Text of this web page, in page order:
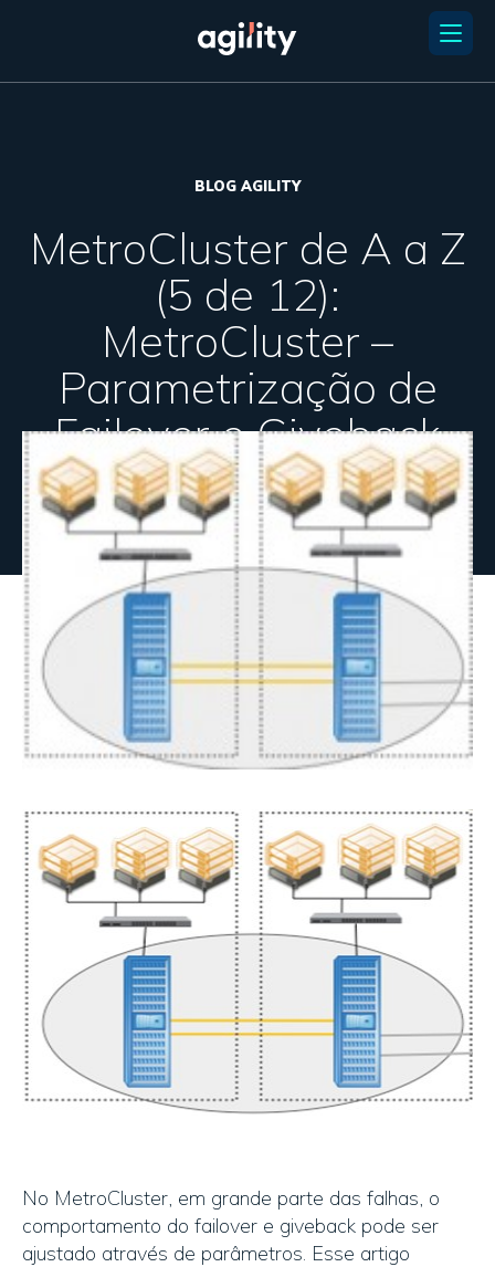
BLOG AGILITY
MetroCluster de A a Z
(5 de 12):
MetroCluster –
Parametrização de
Failover e Giveback
No MetroCluster, em grande parte das falhas, o
comportamento do failover e giveback pode ser
ajustado através de parâmetros. Esse artigo